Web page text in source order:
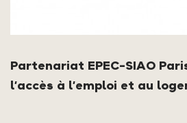
Partenariat EPEC-SIAO
l’accès à l’emploi et au